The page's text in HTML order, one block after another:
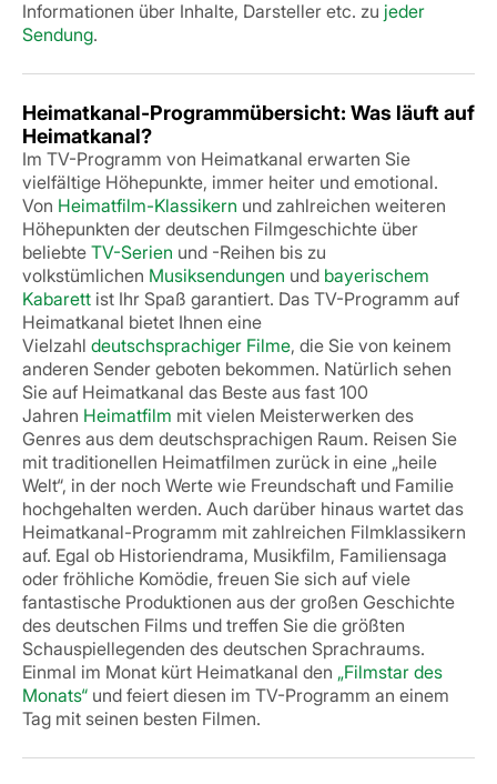
Informationen über Inhalte, Darsteller etc. zu jeder
Sendung.
Heimatkanal-Programmübersicht: Was läuft auf
Heimatkanal?
Im TV-Programm von Heimatkanal erwarten Sie
vielfältige Höhepunkte, immer heiter und emotional.
Von Heimatfilm-Klassikern und zahlreichen weiteren
Höhepunkten der deutschen Filmgeschichte über
beliebte TV-Serien und -Reihen bis zu
volkstümlichen Musiksendungen und bayerischem
Kabarett ist Ihr Spaß garantiert. Das TV-Programm auf
Heimatkanal bietet Ihnen eine
Vielzahl deutschsprachiger Filme, die Sie von keinem
anderen Sender geboten bekommen. Natürlich sehen
Sie auf Heimatkanal das Beste aus fast 100
Jahren Heimatfilm mit vielen Meisterwerken des
Genres aus dem deutschsprachigen Raum. Reisen Sie
mit traditionellen Heimatfilmen zurück in eine „heile
Welt“, in der noch Werte wie Freundschaft und Familie
hochgehalten werden. Auch darüber hinaus wartet das
Heimatkanal-Programm mit zahlreichen Filmklassikern
auf. Egal ob Historiendrama, Musikfilm, Familiensaga
oder fröhliche Komödie, freuen Sie sich auf viele
fantastische Produktionen aus der großen Geschichte
des deutschen Films und treffen Sie die größten
Schauspiellegenden des deutschen Sprachraums.
Einmal im Monat kürt Heimatkanal den „Filmstar des
Monats“ und feiert diesen im TV-Programm an einem
Tag mit seinen besten Filmen.